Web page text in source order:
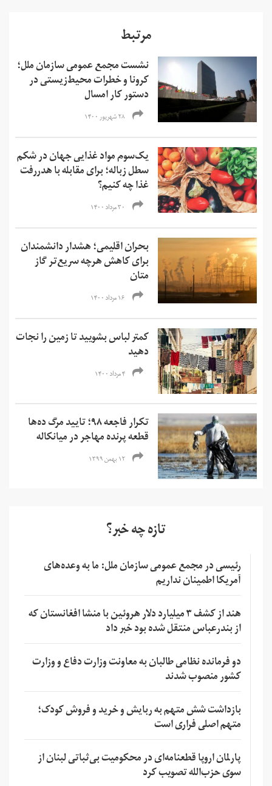
مرتبط
نشست مجمع عمومی سازمان ملل؛
کرونا و خطرات محیط‌زیستی در
دستور کار امسال
۲۸ شهریور ۱۴۰۰
یک‌سوم مواد غذایی جهان در شکم
سطل زباله؛ برای مقابله با هدر‌رفت
غذا چه کنیم؟
۳۰ مرداد ۱۴۰۰
بحران اقلیمی؛ هشدار دانشمندان
برای کاهش هرچه سریع‌تر گاز
متان
۱۶ مرداد ۱۴۰۰
کمتر لباس بشویید تا زمین را نجات
دهید
۴ مرداد ۱۴۰۰
تکرار فاجعه ۹۸؛ تایید مرگ ده‌ها
قطعه پرنده مهاجر در میانکاله
۱۲ بهمن ۱۳۹۹
تازه چه خبر؟
رئیسی در مجمع عمومی سازمان ملل: ما به وعده‌های
آمریکا اطمینان نداریم
هند از کشف ۳ میلیارد دلار هروئین با منشا افغانستان که
از بندرعباس منتقل شده بود خبر داد
دو فرمانده نظامی طالبان به معاونت وزارت دفاع و وزارت
کشور منصوب شدند
بازداشت شش متهم به ربایش و خرید و فروش کودک؛
متهم اصلی فراری است
پارلمان اروپا قطعنامه‌ای در محکومیت بی‌ثباتی لبنان از
سوی حزب‌الله تصویب کرد